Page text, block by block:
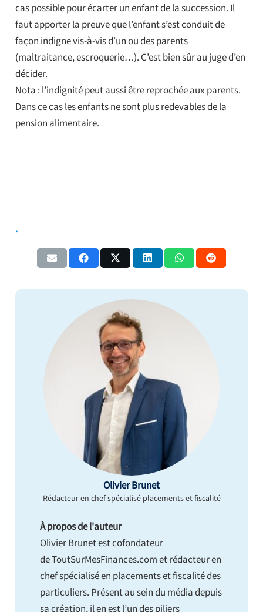
cas possible pour écarter un enfant de la succession. Il
faut apporter la preuve que l’enfant s’est conduit de
façon indigne vis-à-vis d’un ou des parents
(maltraitance, escroquerie…). C’est bien sûr au juge d’en
décider.
Nota : l’indignité peut aussi être reprochée aux parents.
Dans ce cas les enfants ne sont plus redevables de la
pension alimentaire.
.
Olivier Brunet
Rédacteur en chef spécialisé placements et fiscalité
À propos de l'auteur
Olivier Brunet est cofondateur
de ToutSurMesFinances.com et rédacteur en
chef spécialisé en placements et fiscalité des
particuliers. Présent au sein du média depuis